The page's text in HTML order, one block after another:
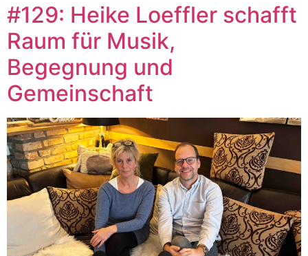
#129: Heike Loeffler schafft
Raum für Musik,
Begegnung und
Gemeinschaft